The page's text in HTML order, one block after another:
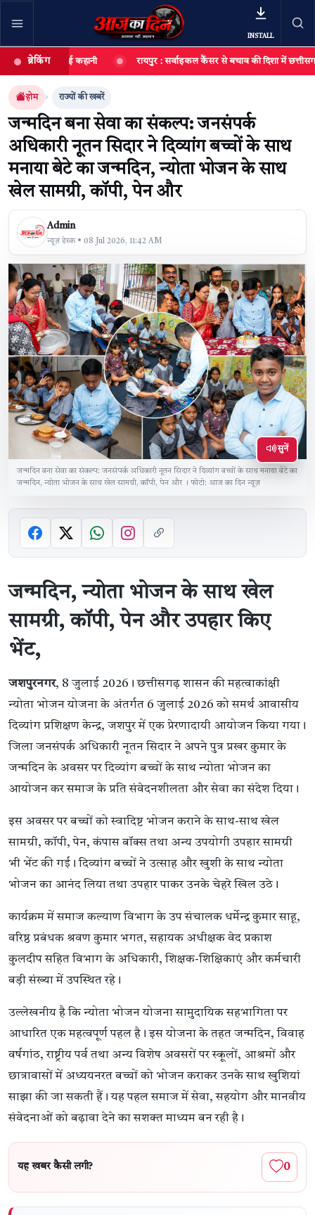
INSTALL
खबर खोजें
खोजें
ब्रेकिंग
की नई कहानी रायपुर : सर्वाइकल कैंसर से बचाव की दिशा में छत्तीसगढ़ की बड़ी
होम राज्यों की खबरें
जन्मदिन बना सेवा का संकल्प: जनसंपर्क
अधिकारी नूतन सिदार ने दिव्यांग बच्चों के साथ
मनाया बेटे का जन्मदिन, न्योता भोजन के साथ
खेल सामग्री, कॉपी, पेन और
Admin
न्यूज़ डेस्क • 08 Jul 2026, 11:42 AM
सुनें
जन्मदिन बना सेवा का संकल्प: जनसंपर्क अधिकारी नूतन सिदार ने दिव्यांग बच्चों के साथ मनाया बेटे का
जन्मदिन, न्योता भोजन के साथ खेल सामग्री, कॉपी, पेन और । फोटो: आज का दिन न्यूज़
जन्मदिन, न्योता भोजन के साथ खेल
सामग्री, कॉपी, पेन और उपहार किए
भेंट,
जशपुरनगर, 8 जुलाई 2026। छत्तीसगढ़ शासन की महत्वाकांक्षी
न्योता भोजन योजना के अंतर्गत 6 जुलाई 2026 को समर्थ आवासीय
दिव्यांग प्रशिक्षण केन्द्र, जशपुर में एक प्रेरणादायी आयोजन किया गया।
जिला जनसंपर्क अधिकारी नूतन सिदार ने अपने पुत्र प्रखर कुमार के
जन्मदिन के अवसर पर दिव्यांग बच्चों के साथ न्योता भोजन का
आयोजन कर समाज के प्रति संवेदनशीलता और सेवा का संदेश दिया।
इस अवसर पर बच्चों को स्वादिष्ट भोजन कराने के साथ-साथ खेल
सामग्री, कॉपी, पेन, कंपास बॉक्स तथा अन्य उपयोगी उपहार सामग्री
भी भेंट की गई। दिव्यांग बच्चों ने उत्साह और खुशी के साथ न्योता
भोजन का आनंद लिया तथा उपहार पाकर उनके चेहरे खिल उठे।
कार्यक्रम में समाज कल्याण विभाग के उप संचालक धर्मेन्द्र कुमार साहू,
वरिष्ठ प्रबंधक श्रवण कुमार भगत, सहायक अधीक्षक वेद प्रकाश
कुलदीप सहित विभाग के अधिकारी, शिक्षक-शिक्षिकाएं और कर्मचारी
बड़ी संख्या में उपस्थित रहे।
उल्लेखनीय है कि न्योता भोजन योजना सामुदायिक सहभागिता पर
आधारित एक महत्वपूर्ण पहल है। इस योजना के तहत जन्मदिन, विवाह
वर्षगांठ, राष्ट्रीय पर्व तथा अन्य विशेष अवसरों पर स्कूलों, आश्रमों और
छात्रावासों में अध्ययनरत बच्चों को भोजन कराकर उनके साथ खुशियां
साझा की जा सकती हैं। यह पहल समाज में सेवा, सहयोग और मानवीय
संवेदनाओं को बढ़ावा देने का सशक्त माध्यम बन रही है।
यह खबर कैसी लगी? 0